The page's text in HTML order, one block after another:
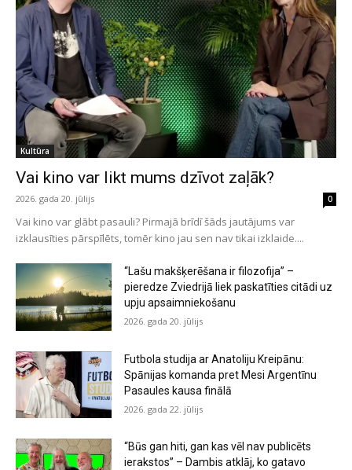
Kultūra
Vai kino var likt mums dzīvot zaļāk?
2026. gada 20. jūlijs 0
Vai kino var glābt pasauli? Pirmajā brīdī šāds jautājums var
izklausīties pārspīlēts, tomēr kino jau sen nav tikai izklaide....
“Lašu makšķerēšana ir filozofija” –
pieredze Zviedrijā liek paskatīties citādi uz
upju apsaimniekošanu
2026. gada 20. jūlijs
Futbola studija ar Anatoliju Kreipānu:
Spānijas komanda pret Mesi Argentīnu
Pasaules kausa finālā
2026. gada 22. jūlijs
“Būs gan hiti, gan kas vēl nav publicēts
ierakstos” – Dambis atklāj, ko gatavo